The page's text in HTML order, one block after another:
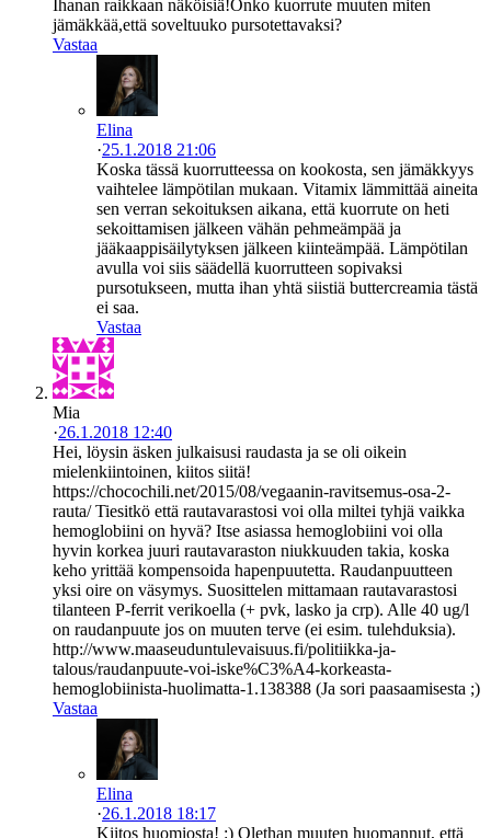
Ihanan raikkaan näköisiä!Onko kuorrute muuten miten
jämäkkää,että soveltuuko pursotettavaksi?
Vastaa
Elina
·25.1.2018 21:06
Koska tässä kuorrutteessa on kookosta, sen jämäkkyys
vaihtelee lämpötilan mukaan. Vitamix lämmittää aineita
sen verran sekoituksen aikana, että kuorrute on heti
sekoittamisen jälkeen vähän pehmeämpää ja
jääkaappisäilytyksen jälkeen kiinteämpää. Lämpötilan
avulla voi siis säädellä kuorrutteen sopivaksi
pursotukseen, mutta ihan yhtä siistiä buttercreamia tästä
ei saa.
Vastaa
Mia
·26.1.2018 12:40
Hei, löysin äsken julkaisusi raudasta ja se oli oikein
mielenkiintoinen, kiitos siitä!
https://chocochili.net/2015/08/vegaanin-ravitsemus-osa-2-
rauta/ Tiesitkö että rautavarastosi voi olla miltei tyhjä vaikka
hemoglobiini on hyvä? Itse asiassa hemoglobiini voi olla
hyvin korkea juuri rautavaraston niukkuuden takia, koska
keho yrittää kompensoida hapenpuutetta. Raudanpuutteen
yksi oire on väsymys. Suosittelen mittamaan rautavarastosi
tilanteen P-ferrit verikoella (+ pvk, lasko ja crp). Alle 40 ug/l
on raudanpuute jos on muuten terve (ei esim. tulehduksia).
http://www.maaseuduntulevaisuus.fi/politiikka-ja-
talous/raudanpuute-voi-iske%C3%A4-korkeasta-
hemoglobiinista-huolimatta-1.138388 (Ja sori paasaamisesta ;)
Vastaa
Elina
·26.1.2018 18:17
Kiitos huomiosta! :) Olethan muuten huomannut, että